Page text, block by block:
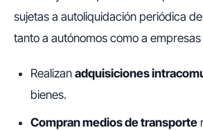
sujetas a autoliquidación periódica
tanto a autónomos como a empresas
Realizan adquisiciones
bienes.
Compran medios de transporte